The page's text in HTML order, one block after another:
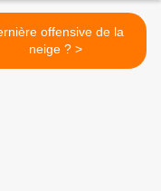
offensive de la
neige ? >